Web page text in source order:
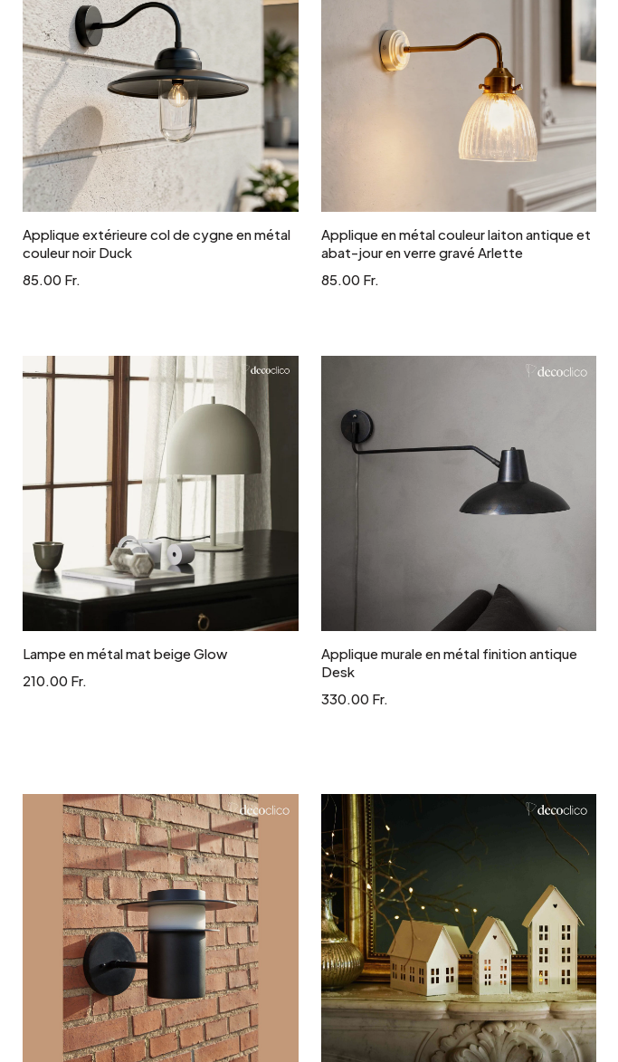
Ajouter au panier
Applique extérieure col de cygne en métal
couleur noir Duck
85.00 Fr.
Applique en métal couleur laiton antique et
abat-jour en verre gravé Arlette
85.00 Fr.
Ajouter au panier
Lampe en métal mat beige Glow
210.00 Fr.
Ajouter au panier
Applique murale en métal finition antique
Desk
330.00 Fr.
Ajouter au panier Ajouter au panier